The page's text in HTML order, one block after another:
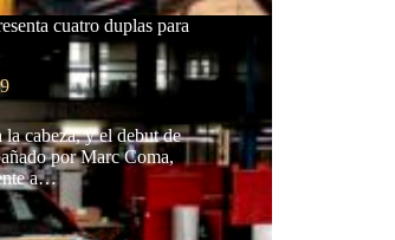
cuatro duplas para
cabeza, y el debut de
por Marc Coma,
a…